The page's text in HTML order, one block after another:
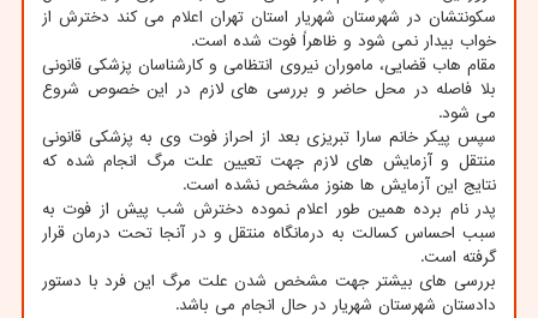
سکونتشان در شهرستان شهریار استان تهران اعلام می کند دخترش از
خواب بیدار نمی شود و ظاهراً فوت شده است.
مقام هاب قضایی، ماموران نیروی انتظامی و کارشناسان پزشکی قانونی
بلا فاصله در محل حاضر و بررسی های لازم در این خصوص شروع
می شود.
سپس پیکر خانم سارا تبریزی بعد از احراز فوت وی به پزشکی قانونی
منتقل و آزمایش های لازم جهت تعیین علت مرگ انجام شده که
نتایج این آزمایش ها هنوز مشخص نشده است.
پدر نام برده همین طور اعلام نموده دخترش شب پیش از فوت به
سبب احساس کسالت به درمانگاه منتقل و در آنجا تحت درمان قرار
گرفته است.
بررسی های بیشتر جهت مشخص شدن علت مرگ این فرد با دستور
دادستان شهرستان شهریار در حال انجام می باشد.